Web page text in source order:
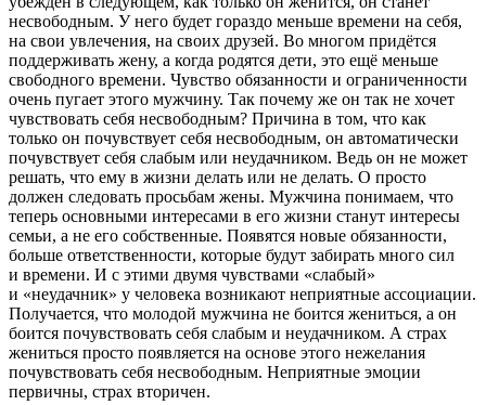
несвободным. У него будет гораздо меньше времени на себя,
на свои увлечения, на своих друзей. Во многом придётся
поддерживать жену, а когда родятся дети, это ещё меньше
свободного времени. Чувство обязанности и ограниченности
очень пугает этого мужчину. Так почему же он так не хочет
чувствовать себя несвободным? Причина в том, что как
только он почувствует себя несвободным, он автоматически
почувствует себя слабым или неудачником. Ведь он не может
решать, что ему в жизни делать или не делать. О просто
должен следовать просьбам жены. Мужчина понимаем, что
теперь основными интересами в его жизни станут интересы
семьи, а не его собственные. Появятся новые обязанности,
больше ответственности, которые будут забирать много сил
и времени. И с этими двумя чувствами «слабый»
и «неудачник» у человека возникают неприятные ассоциации.
Получается, что молодой мужчина не боится жениться, а он
боится почувствовать себя слабым и неудачником. А страх
жениться просто появляется на основе этого нежелания
почувствовать себя несвободным. Неприятные эмоции
первичны, страх вторичен.